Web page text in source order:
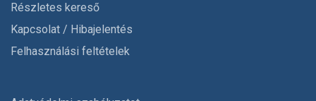
Részletes kereső
Kapcsolat / Hibajelentés
Felhasználási feltételek